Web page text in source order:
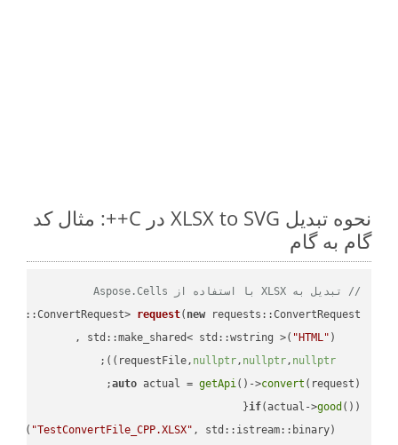
نحوه تبدیل XLSX to SVG در C++: مثال کد
گام به گام
// تبدیل به XLSX با استفاده از Aspose.Cells
request( new
"HTML"
    requestFile,
nullptr, nullptr, nullptr
))
;
auto actual = getApi()->convert (request);
if(actual->good
( "TestConvertFile_CPP.XLSX" , std::istream::binary)